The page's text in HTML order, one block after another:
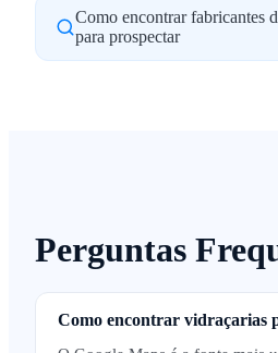
Como encontrar fabricantes
para prospectar
Perguntas
Como encontrar vidraçarias